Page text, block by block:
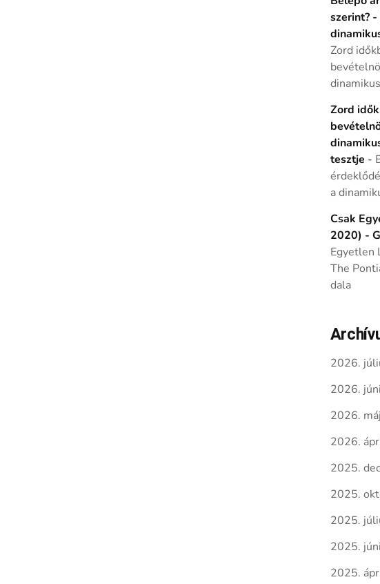
szerint?
Zord
Zord
tesztje -
a
Csak
2020) -
Egyetlen
The
dala
2026.
2026.
2026.
2026.
2025.
2025.
2025.
2025.
2025.